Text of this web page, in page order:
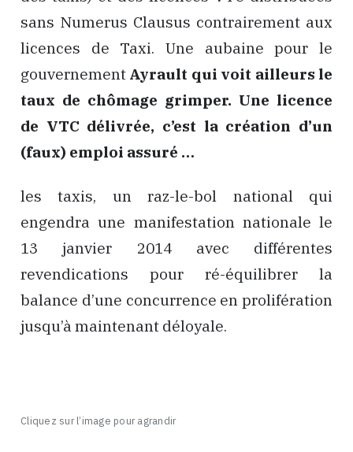
sans Numerus Clausus contrairement aux
licences de Taxi. Une aubaine pour le
gouvernement Ayrault qui voit ailleurs le
taux de chômage grimper. Une licence
de VTC délivrée, c’est la création d’un
(faux) emploi assuré …
les taxis, un raz-le-bol national qui
engendra une manifestation nationale le
13 janvier 2014 avec différentes
revendications pour ré-équilibrer la
balance d’une concurrence en prolifération
jusqu’à maintenant déloyale.
Cliquez sur l’image pour agrandir